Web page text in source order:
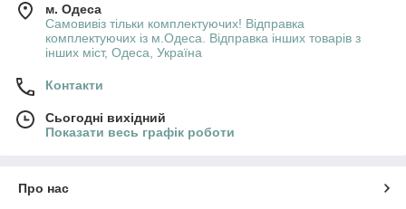
м. Одеса
Самовивіз тільки комплектуючих! Відправка
комплектуючих із м.Одеса. Відправка інших товарів з
інших міст, Одеса, Україна
Контакти
Сьогодні вихідний
Показати весь графік роботи
Про нас